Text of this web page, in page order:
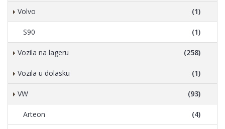
Volvo (1)
S90 (1)
Vozila na lageru (258)
Vozila u dolasku (1)
VW (93)
Arteon (4)